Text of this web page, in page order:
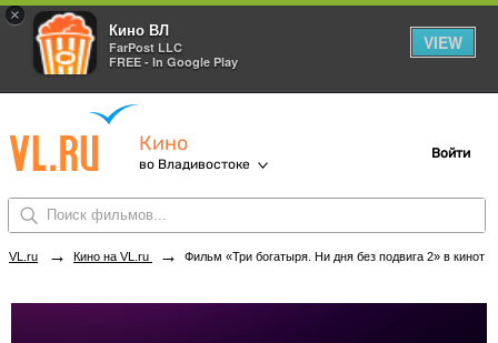
×
Кино ВЛ
FarPost LLC
FREE - In Google Play
VIEW
Кино
во Владивостоке
Войти
VL.ru → Кино на VL.ru → Фильм «Три богатыря. Ни дня без подвига 2» в кинотеатрах Владивостока. Купить билеты!